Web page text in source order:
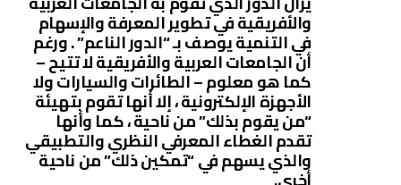
والأفريقية في تطوير المعرفة والإسهام
في التنمية يوصف بـ “الدور الناعم” . ورغم
أن الجامعات العربية والأفريقية لا تتيح –
كما هو معلوم – الطائرات والسيارات ولا
الأجهزة الإلكترونية ، إلا أنها تقوم بتهيئة
“من يقوم بذلك” من ناحية ، كما وأنها
تقدم الغطاء المعرفي النظري والتطبيقي
والذي يسهم في “تمكين ذلك” من ناحية